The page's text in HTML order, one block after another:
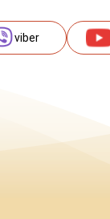
viber